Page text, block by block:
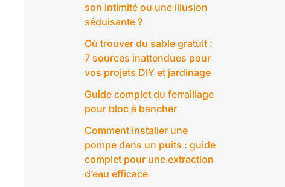
son intimité ou une illusion
séduisante ?
Où trouver du sable gratuit :
7 sources inattendues pour
vos projets DIY et jardinage
Guide complet du ferraillage
pour bloc à bancher
Comment installer une
pompe dans un puits : guide
complet pour une extraction
d’eau efficace